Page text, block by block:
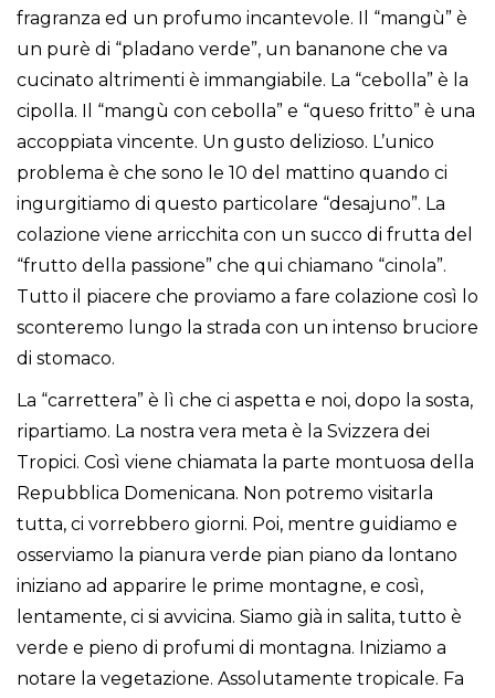
fragranza ed un profumo incantevole. Il “mangù” è
un purè di “pladano verde”, un bananone che va
cucinato altrimenti è immangiabile. La “cebolla” è la
cipolla. Il “mangù con cebolla” e “queso fritto” è una
accoppiata vincente. Un gusto delizioso. L’unico
problema è che sono le 10 del mattino quando ci
ingurgitiamo di questo particolare “desajuno”. La
colazione viene arricchita con un succo di frutta del
“frutto della passione” che qui chiamano “cinola”.
Tutto il piacere che proviamo a fare colazione così lo
sconteremo lungo la strada con un intenso bruciore
di stomaco.
La “carrettera” è lì che ci aspetta e noi, dopo la sosta,
ripartiamo. La nostra vera meta è la Svizzera dei
Tropici. Così viene chiamata la parte montuosa della
Repubblica Domenicana. Non potremo visitarla
tutta, ci vorrebbero giorni. Poi, mentre guidiamo e
osserviamo la pianura verde pian piano da lontano
iniziano ad apparire le prime montagne, e così,
lentamente, ci si avvicina. Siamo già in salita, tutto è
verde e pieno di profumi di montagna. Iniziamo a
notare la vegetazione. Assolutamente tropicale. Fa